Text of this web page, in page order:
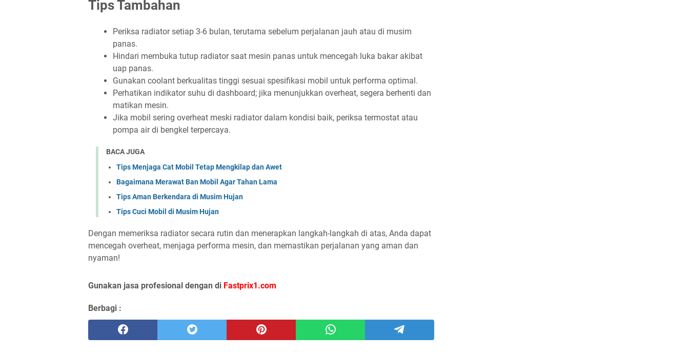
Tips Tambahan
Periksa radiator setiap 3-6 bulan, terutama sebelum perjalanan jauh atau di musim
panas.
Hindari membuka tutup radiator saat mesin panas untuk mencegah luka bakar akibat
uap panas.
Gunakan coolant berkualitas tinggi sesuai spesifikasi mobil untuk performa optimal.
Perhatikan indikator suhu di dashboard; jika menunjukkan overheat, segera berhenti dan
matikan mesin.
Jika mobil sering overheat meski radiator dalam kondisi baik, periksa termostat atau
pompa air di bengkel terpercaya.
BACA JUGA
Tips Menjaga Cat Mobil Tetap Mengkilap dan Awet
Bagaimana Merawat Ban Mobil Agar Tahan Lama
Tips Aman Berkendara di Musim Hujan
Tips Cuci Mobil di Musim Hujan
Dengan memeriksa radiator secara rutin dan menerapkan langkah-langkah di atas, Anda dapat
mencegah overheat, menjaga performa mesin, dan memastikan perjalanan yang aman dan
nyaman!
Gunakan jasa profesional dengan di Fastprix1.com
Berbagi :